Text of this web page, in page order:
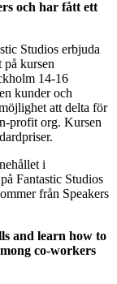
och har fått ett
Studios erbjuda
på kursen
14-16
kunder och
att delta för
profit org. Kursen
i
Fantastic Studios
från Speakers
and learn how to
co-workers